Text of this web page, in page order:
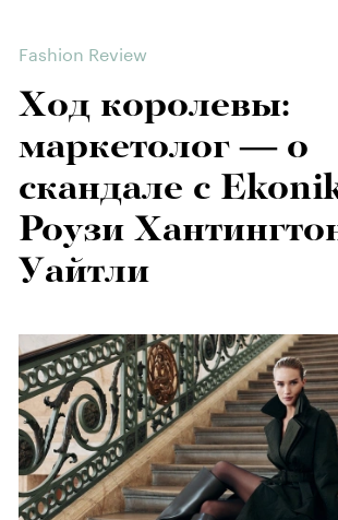
Fashion Review
Ход королевы:
маркетолог — о
скандале с
Роузи
Уайтли